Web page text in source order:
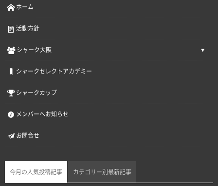
ホーム
活動方針
シャーク大阪
シャークセレクトアカデミー
シャークカップ
メンバーへお知らせ
お問合せ
今月の人気投稿記事 カテゴリー別最新記事